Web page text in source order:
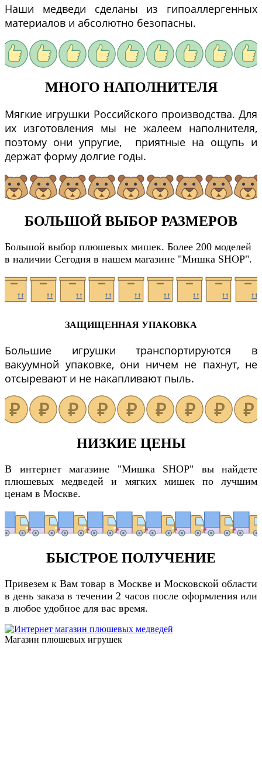
Наши медведи сделаны из гипоаллергенных
материалов и абсолютно безопасны.
МНОГО НАПОЛНИТЕЛЯ
Мягкие игрушки Российского производства. Для
их изготовления мы не жалеем наполнителя,
поэтому они упругие, приятные на ощупь и
держат форму долгие годы.
БОЛЬШОЙ ВЫБОР РАЗМЕРОВ
Большой выбор плюшевых мишек. Более 200 моделей
в наличии Сегодня в нашем магазине "Мишка SHOP".
ЗАЩИЩЕННАЯ УПАКОВКА
Большие игрушки транспортируются в
вакуумной упаковке, они ничем не пахнут, не
отсыревают и не накапливают пыль.
НИЗКИЕ ЦЕНЫ
В интернет магазине "Мишка SHOP" вы найдете
плюшевых медведей и мягких мишек по лучшим
ценам в Москве.
БЫСТРОЕ ПОЛУЧЕНИЕ
Привезем к Вам товар в Москве и Московской области
в день заказа в течении 2 часов после оформления или
в любое удобное для вас время.
Магазин плюшевых игрушек